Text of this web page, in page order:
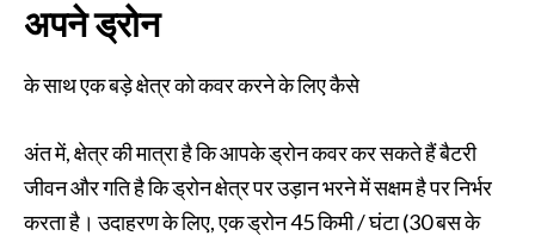
अपने ड्रोन
के साथ एक बड़े क्षेत्र को कवर करने के लिए कैसे
अंत में, क्षेत्र की मात्रा है कि आपके ड्रोन कवर कर सकते हैं बैटरी
जीवन और गति है कि ड्रोन क्षेत्र पर उड़ान भरने में सक्षम है पर निर्भर
करता है। उदाहरण के लिए, एक ड्रोन 45 किमी / घंटा (30 बस के